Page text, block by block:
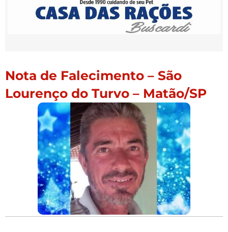
Nota de Falecimento – São
Lourenço do Turvo – Matão/SP